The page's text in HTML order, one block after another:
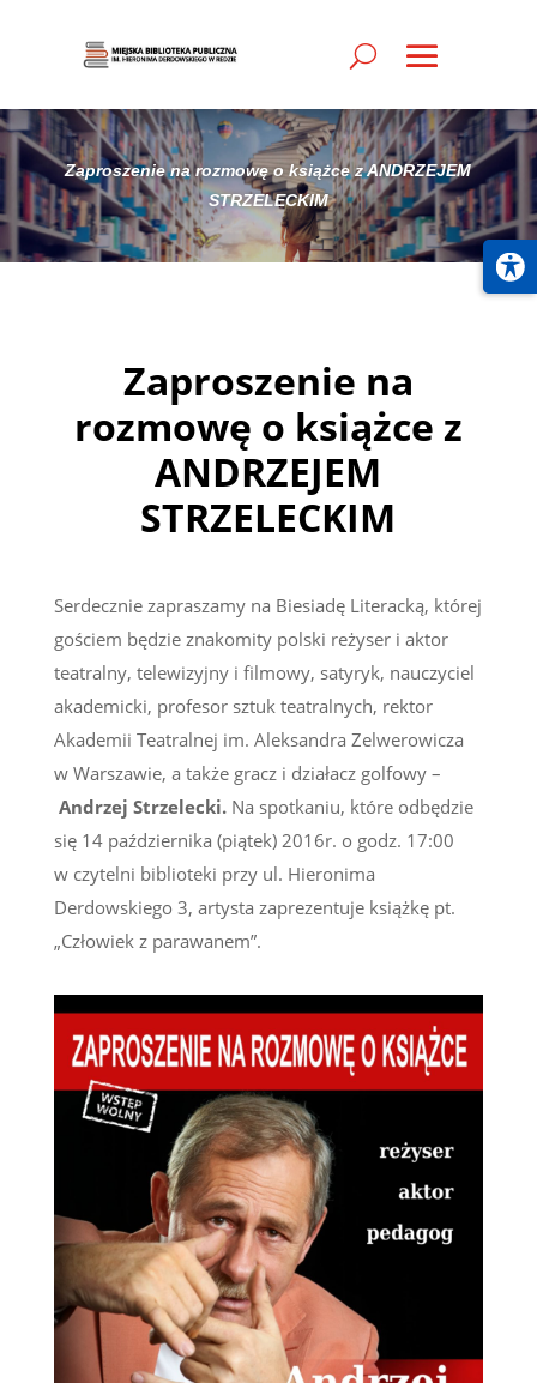
Zaproszenie na rozmowę o książce z ANDRZEJEM
STRZELECKIM
Zaproszenie na
rozmowę o książce z
ANDRZEJEM
STRZELECKIM
Serdecznie zapraszamy na Biesiadę Literacką, której
gościem będzie znakomity polski reżyser i aktor
teatralny, telewizyjny i filmowy, satyryk, nauczyciel
akademicki, profesor sztuk teatralnych, rektor
Akademii Teatralnej im. Aleksandra Zelwerowicza
w Warszawie, a także gracz i działacz golfowy –
Andrzej Strzelecki. Na spotkaniu, które odbędzie
się 14 października (piątek) 2016r. o godz. 17:00
w czytelni biblioteki przy ul. Hieronima
Derdowskiego 3, artysta zaprezentuje książkę pt.
„Człowiek z parawanem”.